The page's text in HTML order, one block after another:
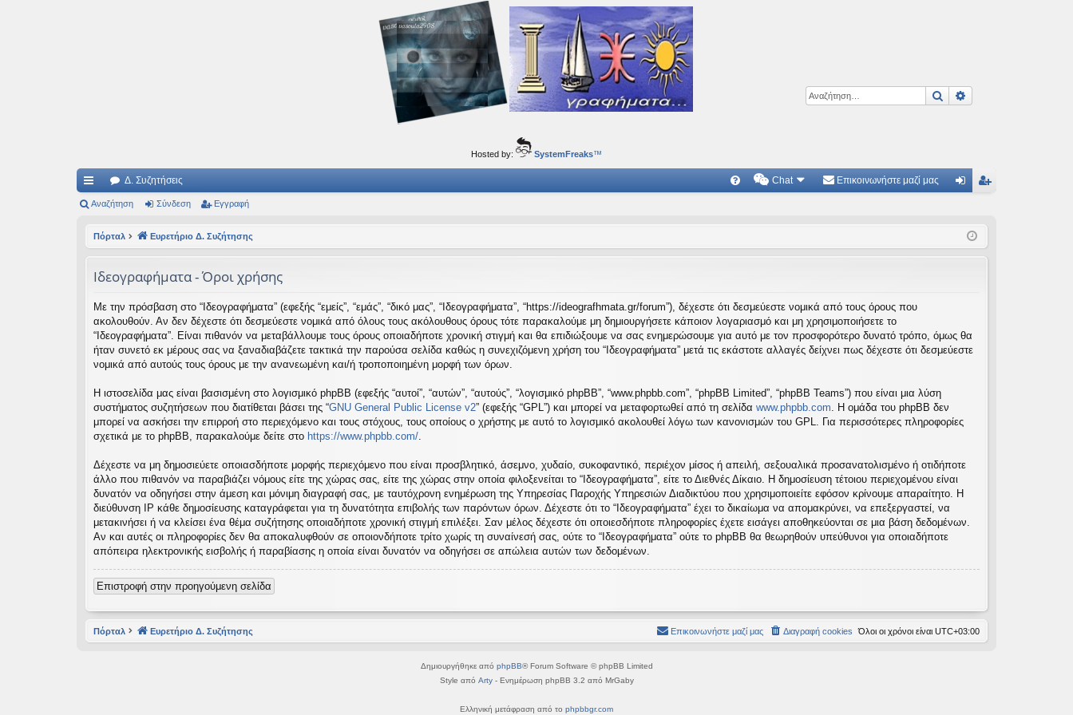
Αναζήτηση
Αυτός ο τόπος φιλοδοξεί να ανοίγει μονοπάτια για τα συναρπαστικά και όμορφα ταξίδια του νού...
Hosted by: SystemFreaks™
Γ
ρή
Δ. Συζητήσεις
ωτ
ήσ
εις
Chat Επικοινωνήστε μαζί μας
ρα
Αναζήτηση Σύνδεση Εγγραφή
Πόρταλ Ευρετήριο Δ. Συζήτησης
Ιδεογραφήματα - Όροι χρήσης
Με την πρόσβαση στο “Ιδεογραφήματα” (εφεξής “εμείς”, “εμάς”, “δικό μας”, “Ιδεογραφήματα”, “https://ideografhmata.gr/forum”), δέχεστε ότι δεσμεύεστε νομικά από τους όρους που
ακολουθούν. Αν δεν δέχεστε ότι δεσμεύεστε νομικά από όλους τους ακόλουθους όρους τότε παρακαλούμε μη δημιουργήσετε κάποιον λογαριασμό και μη χρησιμοποιήσετε το
“Ιδεογραφήματα”. Είναι πιθανόν να μεταβάλλουμε τους όρους οποιαδήποτε χρονική στιγμή και θα επιδιώξουμε να σας ενημερώσουμε για αυτό με τον προσφορότερο δυνατό τρόπο, όμως θα
ήταν συνετό εκ μέρους σας να ξαναδιαβάζετε τακτικά την παρούσα σελίδα καθώς η συνεχιζόμενη χρήση του “Ιδεογραφήματα” μετά τις εκάστοτε αλλαγές δείχνει πως δέχεστε ότι δεσμεύεστε
νομικά από αυτούς τους όρους με την ανανεωμένη και/ή τροποποιημένη μορφή των όρων.
Η ιστοσελίδα μας είναι βασισμένη στο λογισμικό phpBB (εφεξής “αυτοί”, “αυτών”, “αυτούς”, “λογισμικό phpBB”, “www.phpbb.com”, “phpBB Limited”, “phpBB Teams”) που είναι μια λύση
συστήματος συζητήσεων που διατίθεται βάσει της “GNU General Public License v2” (εφεξής “GPL”) και μπορεί να μεταφορτωθεί από τη σελίδα www.phpbb.com . Η ομάδα του phpBB δεν
μπορεί να ασκήσει την επιρροή στο περιεχόμενο και τους στόχους, τους οποίους ο χρήστης με αυτό το λογισμικό ακολουθεί λόγω των κανονισμών του GPL. Για περισσότερες πληροφορίες
σχετικά με το phpBB, παρακαλούμε δείτε στο https://www.phpbb.com/
Δέχεστε να μη δημοσιεύετε οποιασδήποτε μορφής περιεχόμενο που είναι προσβλητικό, άσεμνο, χυδαίο, συκοφαντικό, περιέχον μίσος ή απειλή, σεξουαλικά προσανατολισμένο ή οτιδήποτε
άλλο που πιθανόν να παραβιάζει νόμους είτε της χώρας σας, είτε της χώρας στην οποία φιλοξενείται το “Ιδεογραφήματα”, είτε το Διεθνές Δίκαιο. Η δημοσίευση τέτοιου περιεχομένου είναι
δυνατόν να οδηγήσει στην άμεση και μόνιμη διαγραφή σας, με ταυτόχρονη ενημέρωση της Υπηρεσίας Παροχής Υπηρεσιών Διαδικτύου που χρησιμοποιείτε εφόσον κρίνουμε απαραίτητο. Η
διεύθυνση IP κάθε δημοσίευσης καταγράφεται για τη δυνατότητα επιβολής των παρόντων όρων. Δέχεστε ότι το “Ιδεογραφήματα” έχει το δικαίωμα να απομακρύνει, να επεξεργαστεί, να
μετακινήσει ή να κλείσει ένα θέμα συζήτησης οποιαδήποτε χρονική στιγμή επιλέξει. Σαν μέλος δέχεστε ότι οποιεσδήποτε πληροφορίες έχετε εισάγει αποθηκεύονται σε μια βάση δεδομένων.
Αν και αυτές οι πληροφορίες δεν θα αποκαλυφθούν σε οποιονδήποτε τρίτο χωρίς τη συναίνεσή σας, ούτε το “Ιδεογραφήματα” ούτε το phpBB θα θεωρηθούν υπεύθυνοι για οποιαδήποτε
απόπειρα ηλεκτρονικής εισβολής ή παραβίασης η οποία είναι δυνατόν να οδηγήσει σε απώλεια αυτών των δεδομένων.
Επιστροφή στην προηγούμενη σελίδα
Πόρταλ Ευρετήριο Δ. Συζήτησης Όλοι οι χρόνοι είναι UTC+03:00
Διαγραφή cookies
Επικοινωνήστε μαζί μας
Δημιουργήθηκε από phpBB® Forum Software © phpBB Limited
Style από Arty- Ενημέρωση phpBB 3.2 από MrGaby
Ελληνική μετάφραση από το phpbbgr.com